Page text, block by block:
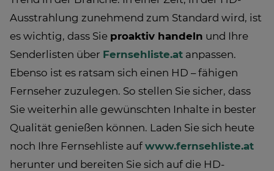
Ausstrahlung zunehmend zum Standard wird, ist
es wichtig, dass Sie proaktiv handeln und Ihre
Senderlisten über Fernsehliste.at anpassen.
Ebenso ist es ratsam sich einen HD – fähigen
Fernseher zuzulegen. So stellen Sie sicher, dass
Sie weiterhin alle gewünschten Inhalte in bester
Qualität genießen können. Laden Sie sich heute
noch Ihre Fernsehliste auf www.fernsehliste.at
herunter und bereiten Sie sich auf die HD-